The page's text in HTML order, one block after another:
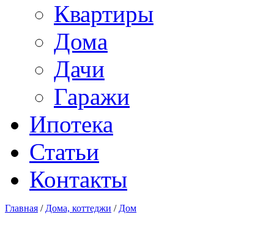
Квартиры
Дома
Дачи
Гаражи
Ипотека
Статьи
Контакты
Главная / Дома, коттеджи / Дом